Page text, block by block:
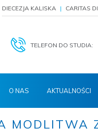
DIECEZJA KALISKA CARITAS
TELEFON DO STUDIA:
O NAS AKTUALNOŚCI
MODLITWA